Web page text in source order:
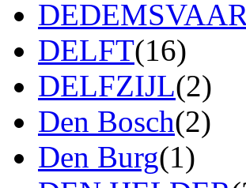
DELFT(16)
DELFZIJL(2)
Den Bosch(2)
Den Burg(1)